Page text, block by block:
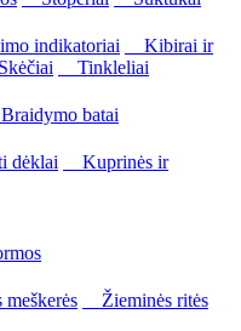
indikatoriai
Kibirai ir
Tinkleliai
batai
Kuprinės ir
Žieminės ritės